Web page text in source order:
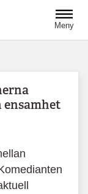
Meny
ensamhet